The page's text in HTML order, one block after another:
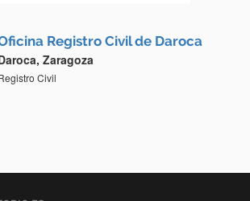
Registro Civil de Daroca
Zaragoza
Civil